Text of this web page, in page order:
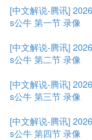
[中文解说-腾讯]
s公牛 第一节 录像
[中文解说-腾讯]
s公牛 第二节 录像
[中文解说-腾讯]
s公牛 第三节 录像
[中文解说-腾讯]
s公牛 第四节 录像